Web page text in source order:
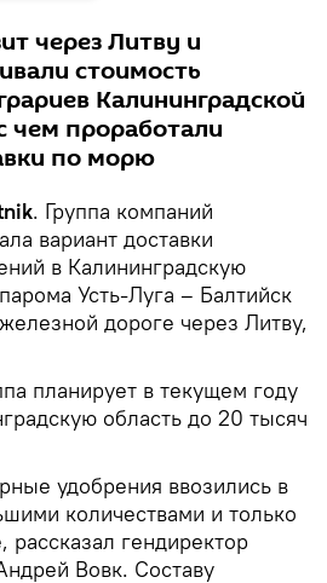
через Литву и
стоимость
Калининградской
чем проработали
по морю
. Группа компаний
вариант доставки
в Калининградскую
Усть-Луга – Балтийск
дороге через Литву,
планирует в текущем году
область до 20 тысяч
удобрения ввозились в
количествами и только
гендиректор
Вовк. Составу